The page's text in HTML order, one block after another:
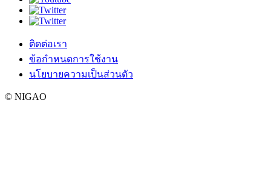
ติดต่อเรา
ข้อกำหนดการใช้งาน
นโยบายความเป็นส่วนตัว
© NIGAO